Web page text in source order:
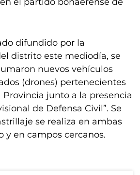
difundido por la
distrito este mediodía, se
nuevos vehículos
(drones) pertenecientes
Provincia junto a la presencia
de Defensa Civil”. Se
se realiza en ambas
y en campos cercanos.